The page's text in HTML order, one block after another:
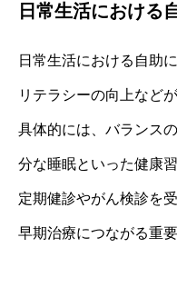
日常生活における
日常生活における自助
リテラシーの向上など
具体的には、バランス
分な睡眠といった健康
定期健診やがん検診を
早期治療につながる重